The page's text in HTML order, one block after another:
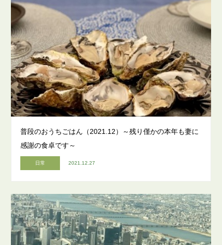
普段のおうちごはん（2021.12）～残り僅かの本年も妻に
感謝の食卓です～
日常 2021.12.27